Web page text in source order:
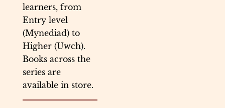
learners, from
Entry level
(Mynediad) to
Higher (Uwch).
Books across the
series are
available in store.